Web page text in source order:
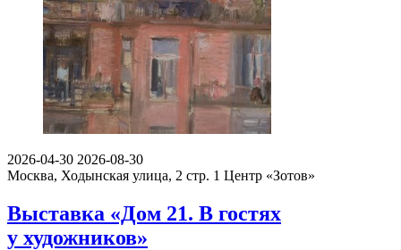
2026-04-30 2026-08-30
Москва, Ходынская улица, 2 стр. 1 Центр «Зотов»
Выставка «Дом 21. В гостях
у художников»